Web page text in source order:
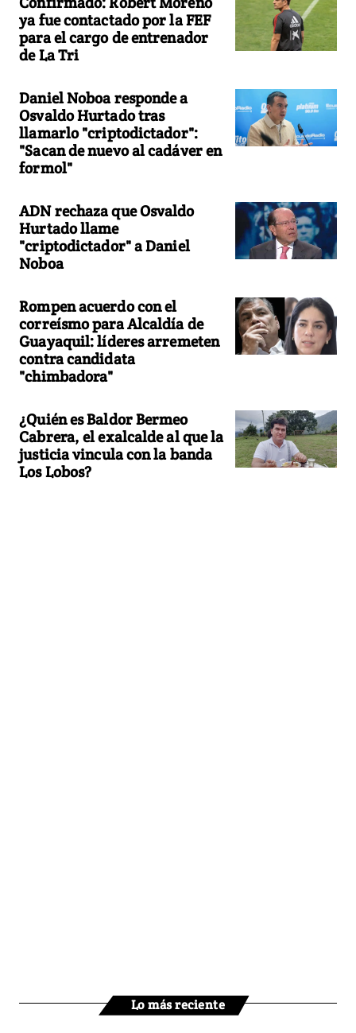
ya fue contactado por la FEF
para el cargo de entrenador
de La Tri
Daniel Noboa responde a
Osvaldo Hurtado tras
llamarlo "criptodictador":
"Sacan de nuevo al cadáver en
formol"
ADN rechaza que Osvaldo
Hurtado llame
"criptodictador" a Daniel
Noboa
Rompen acuerdo con el
correísmo para Alcaldía de
Guayaquil: líderes arremeten
contra candidata
"chimbadora"
¿Quién es Baldor Bermeo
Cabrera, el exalcalde al que la
justicia vincula con la banda
Los Lobos?
Lo más reciente